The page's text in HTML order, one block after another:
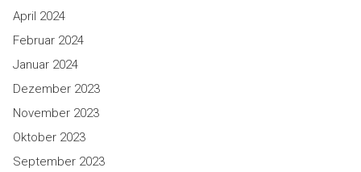
April 2024
Februar 2024
Januar 2024
Dezember 2023
November 2023
Oktober 2023
September 2023